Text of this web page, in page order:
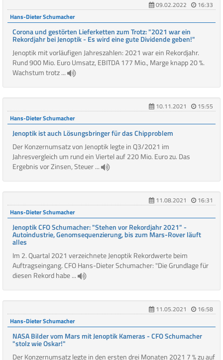
09.02.2022
16:33
Hans-Dieter Schumacher
Corona und gestörten Lieferketten zum Trotz: "2021 war ein
Rekordjahr bei Jenoptik - Es wird eine gute Dividende geben!"
Jenoptik mit vorläufigen Jahreszahlen: 2021 war ein Rekordjahr.
Rund 900 Mio. Euro Umsatz, EBITDA 177 Mio., Marge knapp 20 %.
Wachstum trotz ...
10.11.2021
15:55
Hans-Dieter Schumacher
Jenoptik ist auch Lösungsbringer für das Chipproblem
Der Konzernumsatz von Jenoptik legte in Q3/2021 im
Jahresvergleich um rund ein Viertel auf 220 Mio. Euro zu. Das
Ergebnis vor Zinsen, Steuer ...
11.08.2021
16:31
Hans-Dieter Schumacher
Jenoptik CFO Schumacher: "Stehen vor Rekordjahr 2021" -
Autoindustrie, Genomsequenzierung, bis zum Mars-Rover läuft
alles
Im 2. Quartal 2021 verzeichnete Jenoptik Rekordwerte beim
Auftragseingang. CFO Hans-Dieter Schumacher: "Die Grundlage für
diesen Rekord habe ...
11.05.2021
16:58
Hans-Dieter Schumacher
NASA Bilder vom Mars mit Jenoptik Kameras - CFO Schumacher
"stolz wie Oskar!"
Der Konzernumsatz legte in den ersten drei Monaten 2021 7 % zu auf